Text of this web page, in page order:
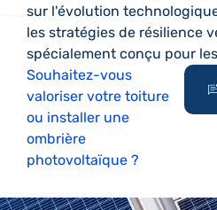
sur l'évolution
les stratégies de résilience
spécialement conçu pour
Souhaitez-vous
valoriser votre toiture
ou installer une
ombrière
photovoltaïque ?